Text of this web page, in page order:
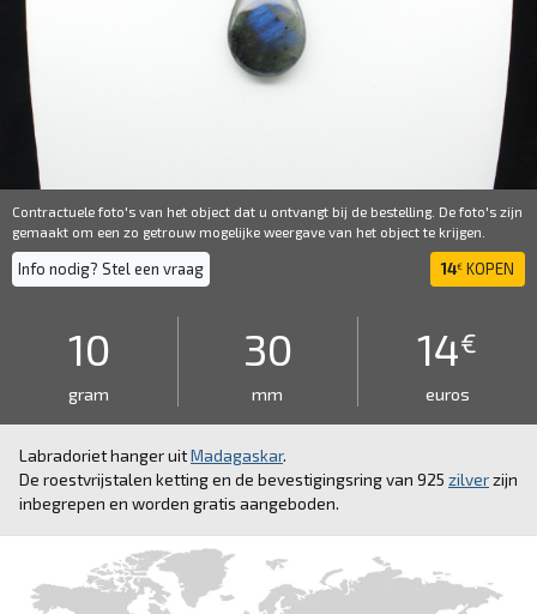
Contractuele foto's van het object dat u ontvangt bij de bestelling. De foto's zijn
gemaakt om een ​​zo getrouw mogelijke weergave van het object te krijgen.
Info nodig? Stel een vraag 14€ KOPEN
10
gram
30
mm
14€
euros
Labradoriet hanger uitMadagaskar.
De roestvrijstalen ketting en de bevestigingsring van 925 zilverzijn
inbegrepen en worden gratis aangeboden.